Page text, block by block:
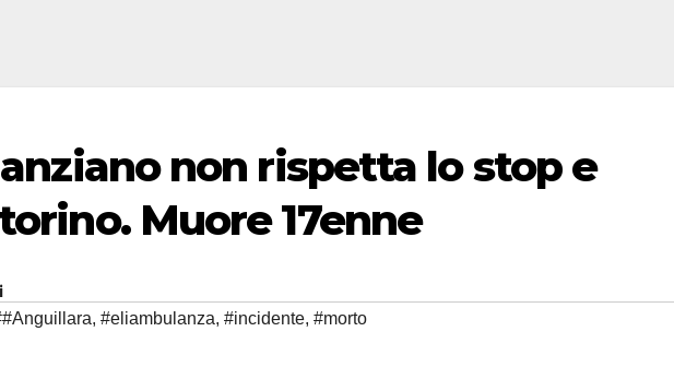
non rispetta lo stop e
Muore 17enne
, #eliambulanza, #incidente, #morto